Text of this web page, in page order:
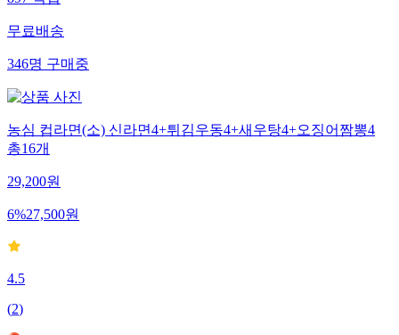
무료배송
346명 구매중
농심 컵라면(소) 신라면4+튀김우동4+새우탕4+오징어짬뽕4
총16개
29,200원
6%27,500원
4.5
(2)